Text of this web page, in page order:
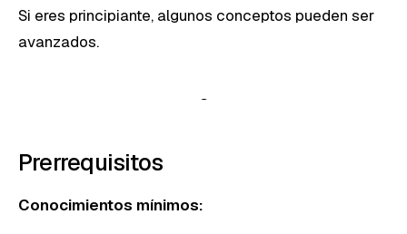
Si eres principiante, algunos conceptos pueden ser
avanzados.
Prerrequisitos
Conocimientos mínimos: